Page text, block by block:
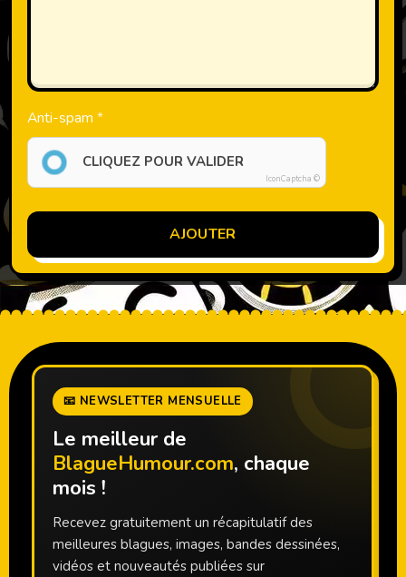
Anti-spam
CLIQUEZ POUR VALIDER
IconCaptcha ©
AJOUTER
📧 NEWSLETTER MENSUELLE
Le meilleur de
BlagueHumour.com, chaque
mois !
Recevez gratuitement un récapitulatif des
meilleures blagues, images, bandes dessinées,
vidéos et nouveautés publiées sur